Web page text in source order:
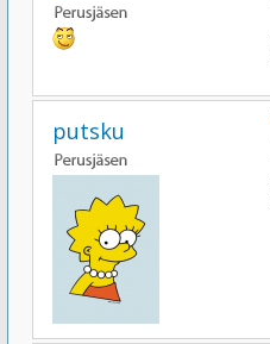
putsku